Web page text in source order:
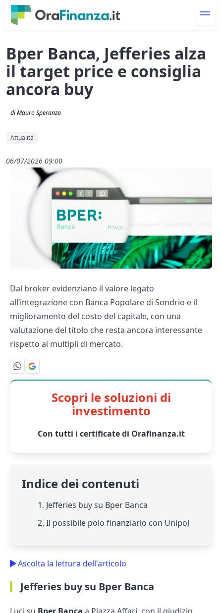
Bper Banca, Jefferies alza
il target price e consiglia
ancora buy
di Mauro Speranza
Attualità
06/07/2026 09:00
Dal broker evidenziano il valore legato
all’integrazione con Banca Popolare di Sondrio e il
miglioramento del costo del capitale, con una
valutazione del titolo che resta ancora interessante
rispetto ai multipli di mercato.
Scopri le soluzioni di
investimento
Con tutti i certificate di Orafinanza.it
Indice dei contenuti
1. Jefferies buy su Bper Banca
2. Il possibile polo finanziario con Unipol
Ascolta la lettura dell'articolo
Jefferies buy su Bper Banca